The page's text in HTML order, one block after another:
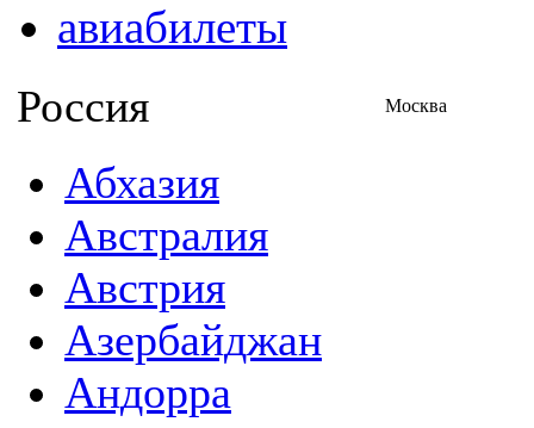
авиабилеты
Россия Москва
Абхазия
Австралия
Австрия
Азербайджан
Андорра